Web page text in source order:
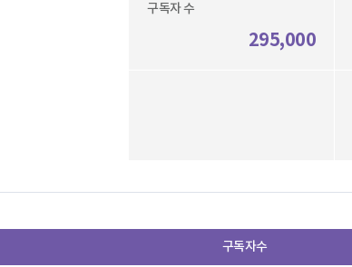
구독자 수
295,000
구독자수